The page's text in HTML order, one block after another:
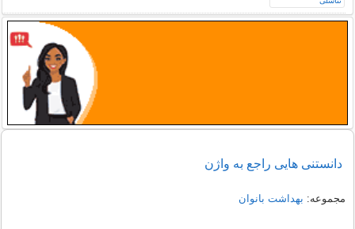
دانستنی هایی راجع به واژن
مجموعه: بهداشت بانوان